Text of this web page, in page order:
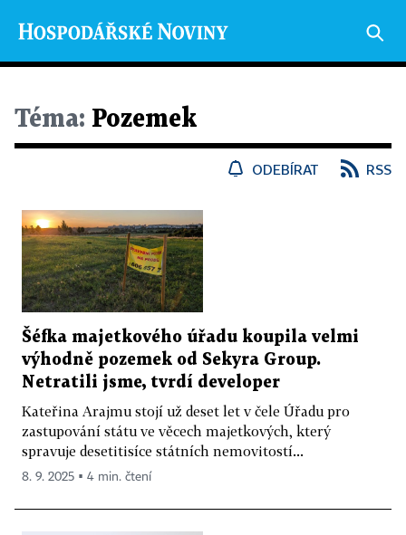
Téma: Pozemek
ODEBÍRAT RSS
Šéfka majetkového úřadu koupila velmi
výhodně pozemek od Sekyra Group.
Netratili jsme, tvrdí developer
Kateřina Arajmu stojí už deset let v čele Úřadu pro
zastupování státu ve věcech majetkových, který
spravuje desetitisíce státních nemovitostí...
8. 9. 2025 ▪ 4 min. čtení